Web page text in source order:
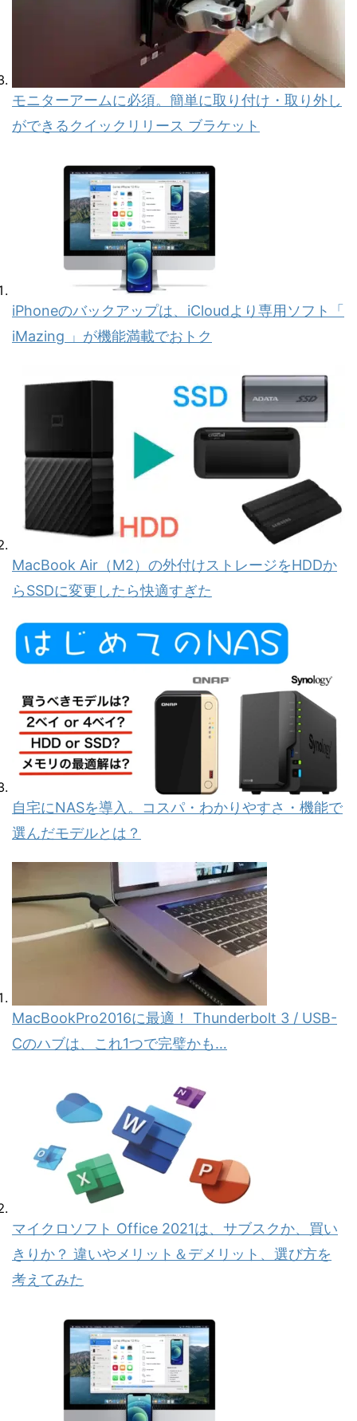
モニターアームに必須。簡単に取り付け・取り外し
ができるクイックリリース ブラケット
iPhoneのバックアップは、iCloudより専用ソフト「
iMazing 」が機能満載でおトク
MacBook Air（M2）の外付けストレージをHDDか
らSSDに変更したら快適すぎた
自宅にNASを導入。コスパ・わかりやすさ・機能で
選んだモデルとは？
MacBookPro2016に最適！ Thunderbolt 3 / USB-
Cのハブは、これ1つで完璧かも…
マイクロソフト Office 2021は、サブスクか、買い
きりか？ 違いやメリット＆デメリット、選び方を
考えてみた